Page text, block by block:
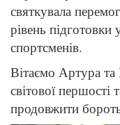
святкувала
рівень підготовки
спортсменів.
Вітаємо Артура
світової першості
продовжити